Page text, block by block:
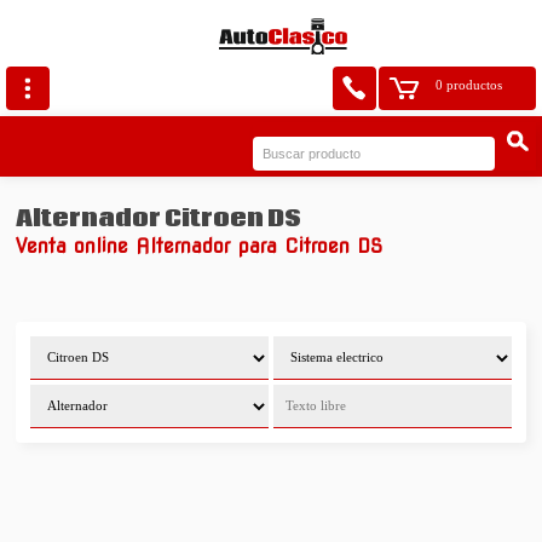
0 productos
Alternador Citroen DS
Venta online Alternador para Citroen DS